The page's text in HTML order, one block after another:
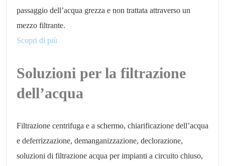
passaggio dell’acqua grezza e non trattata attraverso un
mezzo filtrante.
Scopri di più
Soluzioni per la filtrazione
dell’acqua
Filtrazione centrifuga e a schermo, chiarificazione dell’acqua
e deferrizzazione, demanganizzazione, declorazione,
soluzioni di filtrazione acqua per impianti a circuito chiuso,